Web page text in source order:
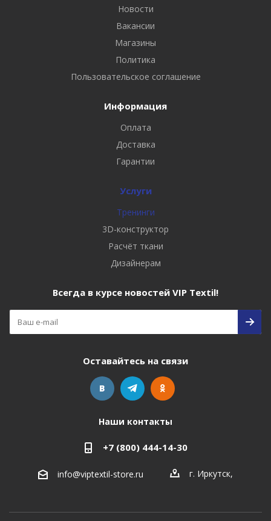
Новости
Вакансии
Магазины
Политика
Пользовательское соглашение
Информация
Оплата
Доставка
Гарантии
Услуги
Тренинги
3D-конструктор
Расчёт ткани
Дизайнерам
Всегда в курсе новостей VIP Textil!
Оставайтесь на связи
Наши контакты
+7 (800) 444-14-30
info@viptextil-store.ru г. Иркутск,